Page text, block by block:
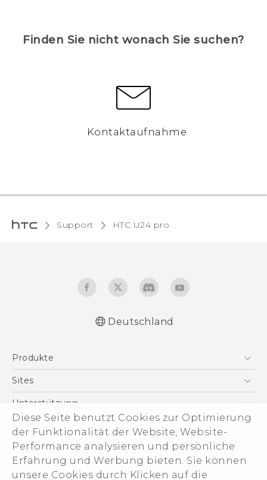
Diese Seite benutzt Cookies zur Optimierung
der Funktionalität der Website, Website-
Performance analysieren und persönliche
Erfahrung und Werbung bieten. Sie können
unsere Cookies durch Klicken auf die
Finden Sie nicht wonach Sie suchen?
Kontaktaufnahme
Support HTC U24 pro‎
Bestimmungen
Deutschland
Produkte
Smartphones
VIVE
Zubehör
Sites
HTC Dev
HTC Vive
Unterstützung
Unterstützung
eCommerce Support
Über HTC
ESG
Impressum